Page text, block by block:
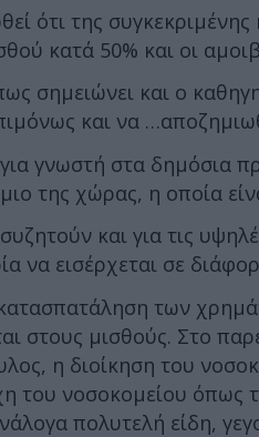
ότι της
κατά 50% και οι
σημειώνει και ο
και να
για γνωστή στα δημόσια
της χώρας, η οποία
και για τις
να εισέρχεται σε
των
στους μισθούς. Στο
η διοίκηση του
του νοσοκομείου
πολυτελή είδη,